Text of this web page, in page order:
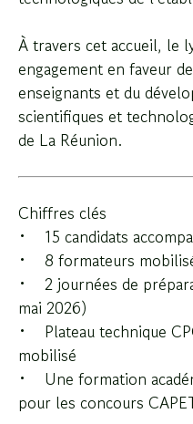
À travers cet accueil, le
engagement en faveur
enseignants et du
scientifiques et
de La Réunion.
Chiffres clés
• 15 candidats
• 8 formateurs
• 2 journées de
mai 2026)
• Plateau technique
mobilisé
• Une formation
pour les concours